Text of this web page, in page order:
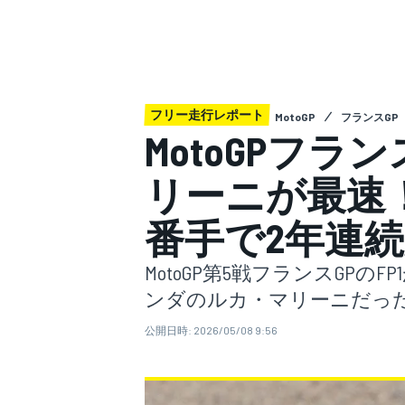
スーパーGT
フリー走行レポート MotoGP フランスGP
MotoGPフラン
リーニが最
番手で2年連
MotoGP第5戦フランスGPの
ンダのルカ・マリーニだっ
公開日時: 2026/05/08 9:56